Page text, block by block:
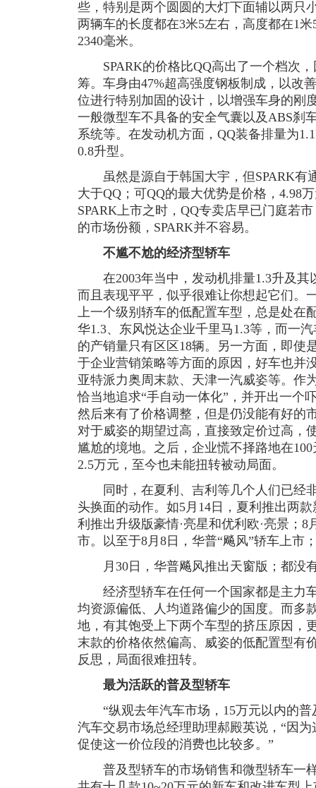
些，特别是两个圆圆的大灯下面辅以两只
两辆车的长度都在3米5左右，高度都在1
2340毫米。
SPARK的价格比QQ高出了一个档次，
筹。车身由47%超高强度钢板制成，以改
位进行特别加固的设计，以增强车身的刚
一般微型车不具备的安全气囊以及ABS刹
系统等。在发动机方面，QQ装备排量为
0.8升型。
虽然是源自于韩国大宇，但SPARK有
大于QQ；可QQ的最大优势是价格，4.98
SPARK上市之时，QQ专卖店早已门庭若
的市场份额，SPARK并不容易。
不尴不尬的经济型轿车
在2003年当中，发动机排量1.3升及其
而且表现平平，似乎很难让你想起它们。
上一个级别轿车的低配置车型，总是处在
华1.3、东风悦达企业千里马1.3等，而一
的产销量只有区区18辆。另一方面，即使
于企业营销策略等方面的原因，好车也并
亚特派力奥周末款、天津一汽威姿等。作
恰当地追求“手自动一体化”，并开出一个
然后来有了价格调整，但是仍没能有好的
对于威姿的期望过高，直接致定价过高，
尴尬的境地。之后，企业慌不择路地在
2.5万元，至今也未能扭转被动局面。
同时，在夏利、吉利等几个人们已经
头换面的动作。如5月14日，夏利推出两
利推出升级版豪情·亮星和优利欧·亮景；
市。以至于8月8日，华普“飚风”轿车上市
月30日，华普飚风推出天窗版；都没
经济型轿车在任何一个国家都是主力
均资源偏低、人均道路偏少的国度。而多
地，有其饱受上下两个车型的挤压原因，
末款的价格依然偏高、威姿的低配置型有
反思，局面很难扭转。
最为活跃的普及型轿车
“纵观去年汽车市场，15万元以内的普
汽车交易市场总经理助理郝殿英说，“因
促使这一价位段的消费也比较多。”
普及型轿车的市场销售和微型轿车一样